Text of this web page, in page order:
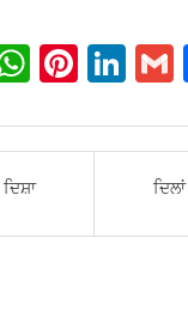
W
at
s
Pi
er
Li
ke
dI